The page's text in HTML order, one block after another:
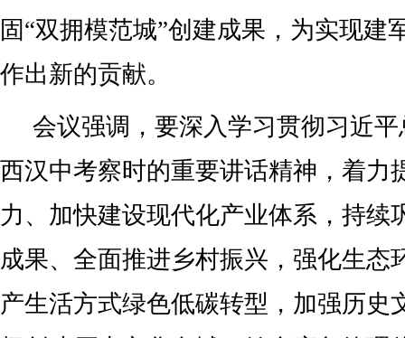
固“双拥模范城”创建成果，为实现建
作出新的贡献。
会议强调，要深入学习贯彻习近
西汉中考察时的重要讲话精神，着力
力、加快建设现代化产业体系，持续
成果、全面推进乡村振兴，强化生态
产生活方式绿色低碳转型，加强历史